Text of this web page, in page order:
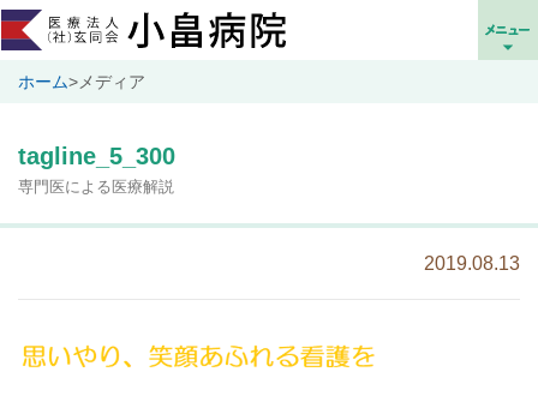
ホーム> メディア
tagline_5_300
専門医による医療解説
2019.08.13